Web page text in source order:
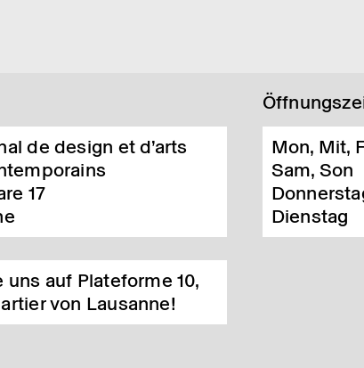
de design et d’arts
17
uns auf Plateforme 10,
von Lausanne!
Mon, Mit,
Sam, Son
Dienstag